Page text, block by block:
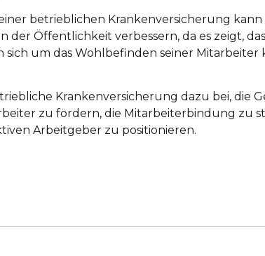
betrieblichen Krankenversicherung kann
der Öffentlichkeit verbessern, da es zeigt,
sich um das Wohlbefinden seiner Mitarbeiter
Krankenversicherung dazu bei, die
zu fördern, die Mitarbeiterbindung zu
Arbeitgeber zu positionieren.